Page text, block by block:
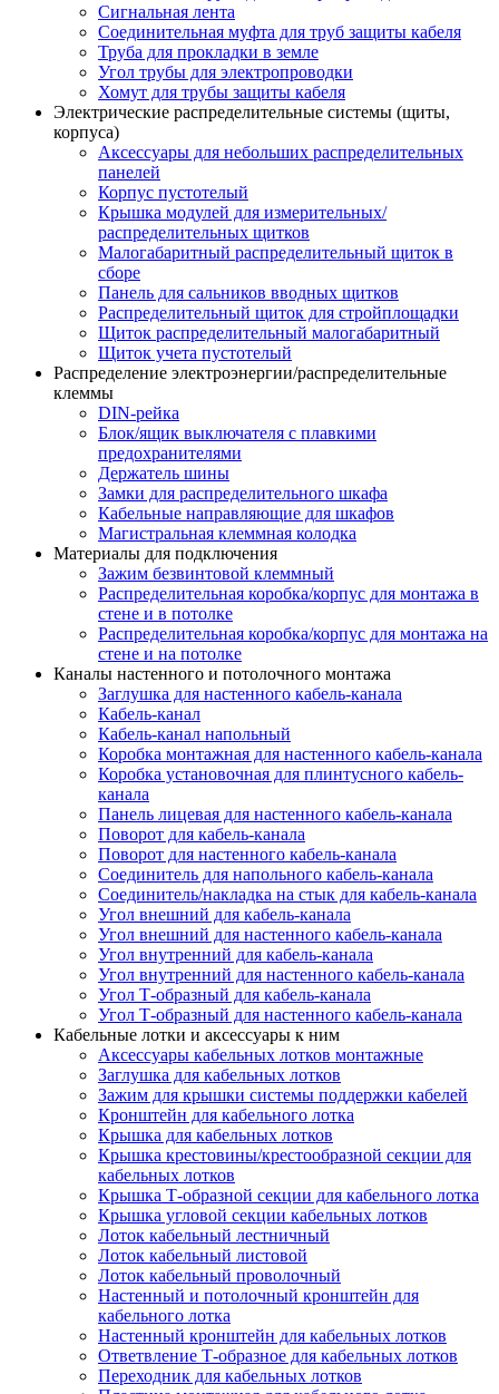
Сигнальная лента
Соединительная муфта для труб защиты кабеля
Труба для прокладки в земле
Угол трубы для электропроводки
Хомут для трубы защиты кабеля
Электрические распределительные системы (щиты,
корпуса)
Аксессуары для небольших распределительных
панелей
Корпус пустотелый
Крышка модулей для измерительных/
распределительных щитков
Малогабаритный распределительный щиток в
сборе
Панель для сальников вводных щитков
Распределительный щиток для стройплощадки
Щиток распределительный малогабаритный
Щиток учета пустотелый
Распределение электроэнергии/распределительные
клеммы
DIN-рейка
Блок/ящик выключателя с плавкими
предохранителями
Держатель шины
Замки для распределительного шкафа
Кабельные направляющие для шкафов
Магистральная клеммная колодка
Материалы для подключения
Зажим безвинтовой клеммный
Распределительная коробка/корпус для монтажа в
стене и в потолке
Распределительная коробка/корпус для монтажа на
стене и на потолке
Каналы настенного и потолочного монтажа
Заглушка для настенного кабель-канала
Кабель-канал
Кабель-канал напольный
Коробка монтажная для настенного кабель-канала
Коробка установочная для плинтусного кабель-
канала
Панель лицевая для настенного кабель-канала
Поворот для кабель-канала
Поворот для настенного кабель-канала
Соединитель для напольного кабель-канала
Соединитель/накладка на стык для кабель-канала
Угол внешний для кабель-канала
Угол внешний для настенного кабель-канала
Угол внутренний для кабель-канала
Угол внутренний для настенного кабель-канала
Угол Т-образный для кабель-канала
Угол Т-образный для настенного кабель-канала
Кабельные лотки и аксессуары к ним
Аксессуары кабельных лотков монтажные
Заглушка для кабельных лотков
Зажим для крышки системы поддержки кабелей
Кронштейн для кабельного лотка
Крышка для кабельных лотков
Крышка крестовины/крестообразной секции для
кабельных лотков
Крышка Т-образной секции для кабельного лотка
Крышка угловой секции кабельных лотков
Лоток кабельный лестничный
Лоток кабельный листовой
Лоток кабельный проволочный
Настенный и потолочный кронштейн для
кабельного лотка
Настенный кронштейн для кабельных лотков
Ответвление Т-образное для кабельных лотков
Переходник для кабельных лотков